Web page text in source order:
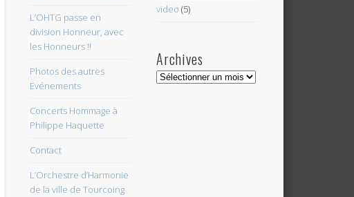
L’OHTG passe en
division Honneur, avec
les Honneurs !!
Photos des autres
Evénements
Concerts Hommage à
Philippe Haquette
Contact
L’Orchestre d’Harmonie
de la ville de Tourcoing
video (5)
Archives
Archives